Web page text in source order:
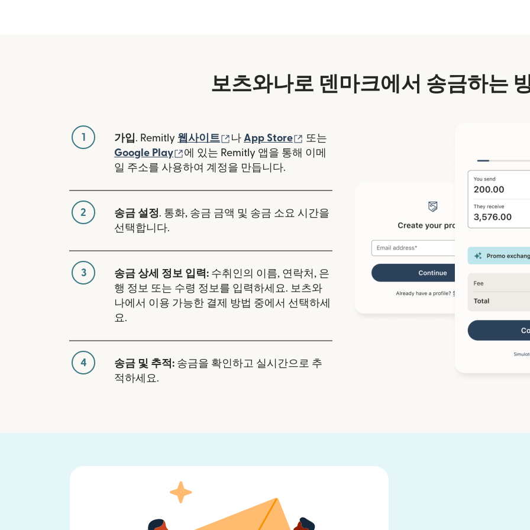
보츠와나로 덴마크에서 송금하는
1 가입. Remitly 웹사이트 (새 창에서 열림)
나 App Store (새 창에서 열림)
또는
Google Play
(새 창에서 열림)
에 있는 Remitly 앱을 통해 이메
일 주소를 사용하여 계정을 만듭니다.
2 송금 설정. 통화, 송금 금액 및 송금 소요 시간을
선택합니다.
3 송금 상세 정보 입력: 수취인의 이름, 연락처, 은
행 정보 또는 수령 정보를 입력하세요. 보츠와
나에서 이용 가능한 결제 방법 중에서 선택하세
요.
4 송금 및 추적: 송금을 확인하고 실시간으로 추
적하세요.